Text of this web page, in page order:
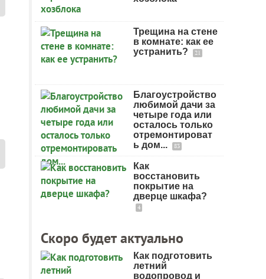
Трещина на стене
в комнате: как ее
устранить?
21
Благоустройство
любимой дачи за
четыре года или
осталось только
отремонтироват
ь дом...
83
Как
восстановить
покрытие на
дверце шкафа?
4
Скоро будет актуально
Как подготовить
летний
водопровод и